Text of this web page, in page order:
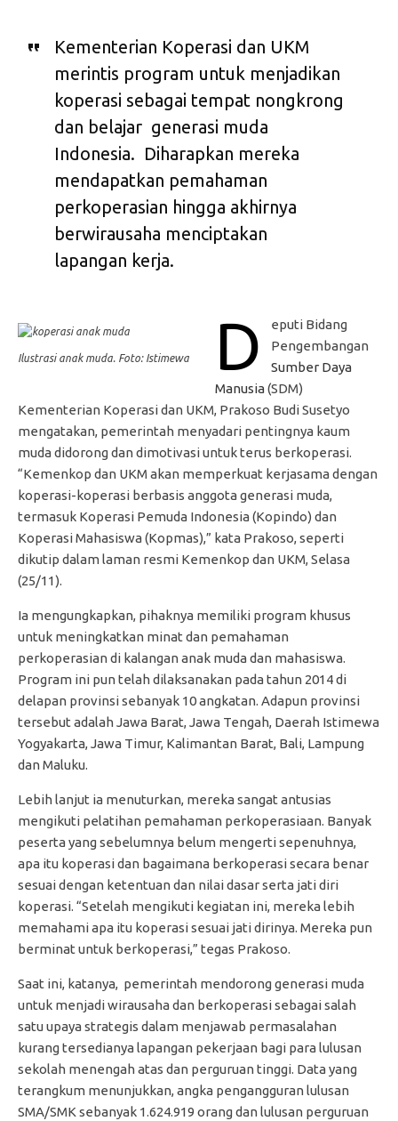
Kementerian Koperasi dan UKM
merintis program untuk menjadikan
koperasi sebagai tempat nongkrong
dan belajar generasi muda
Indonesia. Diharapkan mereka
mendapatkan pemahaman
perkoperasian hingga akhirnya
berwirausaha menciptakan
lapangan kerja.
Ilustrasi anak muda. Foto: Istimewa D
eputi Bidang
Pengembangan
Sumber Daya
Manusia(SDM)
Kementerian Koperasi dan UKM, Prakoso Budi Susetyo
mengatakan, pemerintah menyadari pentingnya kaum
muda didorong dan dimotivasi untuk terus berkoperasi.
“Kemenkop dan UKM akan memperkuat kerjasama dengan
koperasi-koperasi berbasis anggota generasi muda,
termasuk Koperasi Pemuda Indonesia (Kopindo) dan
Koperasi Mahasiswa (Kopmas),” kata Prakoso, seperti
dikutip dalam laman resmi Kemenkop dan UKM, Selasa
(25/11).
Ia mengungkapkan, pihaknya memiliki program khusus
untuk meningkatkan minat dan pemahaman
perkoperasian di kalangan anak muda dan mahasiswa.
Program ini pun telah dilaksanakan pada tahun 2014 di
delapan provinsi sebanyak 10 angkatan. Adapun provinsi
tersebut adalah Jawa Barat, Jawa Tengah, Daerah Istimewa
Yogyakarta, Jawa Timur, Kalimantan Barat, Bali, Lampung
dan Maluku.
Lebih lanjut ia menuturkan, mereka sangat antusias
mengikuti pelatihan pemahaman perkoperasiaan. Banyak
peserta yang sebelumnya belum mengerti sepenuhnya,
apa itu koperasi dan bagaimana berkoperasi secara benar
sesuai dengan ketentuan dan nilai dasar serta jati diri
koperasi. “Setelah mengikuti kegiatan ini, mereka lebih
memahami apa itu koperasi sesuai jati dirinya. Mereka pun
berminat untuk berkoperasi,” tegas Prakoso.
Saat ini, katanya, pemerintah mendorong generasi muda
untuk menjadi wirausaha dan berkoperasi sebagai salah
satu upaya strategis dalam menjawab permasalahan
kurang tersedianya lapangan pekerjaan bagi para lulusan
sekolah menengah atas dan perguruan tinggi. Data yang
terangkum menunjukkan, angka pengangguran lulusan
SMA/SMK sebanyak 1.624.919 orang dan lulusan perguruan